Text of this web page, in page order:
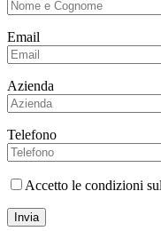
Email
Azienda
Telefono
Accetto le condizioni